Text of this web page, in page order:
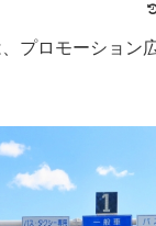
プロモーション